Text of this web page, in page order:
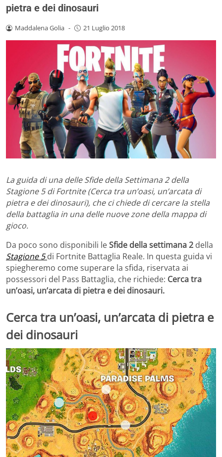
pietra e dei dinosauri
Maddalena Golia - 21 Luglio 2018
La guida di una delle Sfide della Settimana 2 della
Stagione 5 di Fortnite (Cerca tra un’oasi, un’arcata di
pietra e dei dinosauri), che ci chiede di cercare la stella
della battaglia in una delle nuove zone della mappa di
gioco.
Da poco sono disponibili leSfide della settimana 2 della
Stagione 5di Fortnite Battaglia Reale. In questa guida vi
spiegheremo come superare la sfida, riservata ai
possessori del Pass Battaglia, che richiede: Cerca tra
un’oasi, un’arcata di pietra e dei dinosauri.
Cerca tra un’oasi, un’arcata di pietra e
dei dinosauri